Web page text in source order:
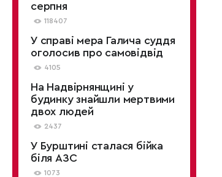
серпня
118407
У справі мера Галича суддя
оголосив про самовідвід
4105
На Надвірнянщині у
будинку знайшли мертвими
двох людей
2437
У Бурштині сталася бійка
біля АЗС
1073